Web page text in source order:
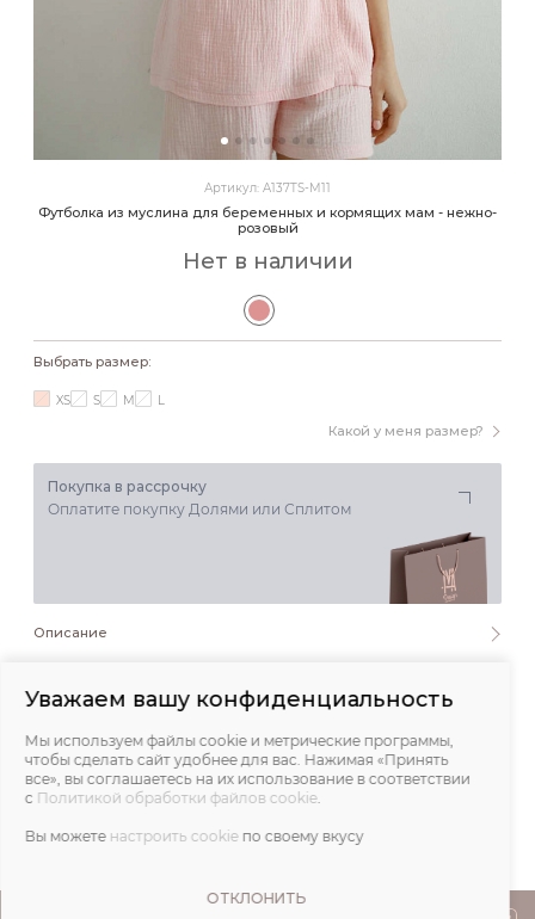
Артикул: A137TS-M11
Футболка из муслина для беременных и кормящих мам - нежно-
розовый
Нет в наличии
Выбрать размер:
Какой у меня размер?
XS S M L
Покупка в рассрочку
Оплатите покупку Долями или Сплитом
Описание
Состав и уход
Обмеры
Уважаем вашу конфиденциальность
Мы используем файлы cookie и метрические программы,
чтобы сделать сайт удобнее для вас. Нажимая «Принять
все», вы соглашаетесь на их использование в соответствии
с Политикой обработки файлов cookie.
Вы можете настроить cookie по своему вкусу
ОТКЛОНИТЬ